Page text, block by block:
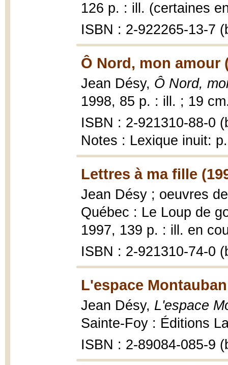
126 p. : ill. (certaines
ISBN : 2-922265-13-7
Ô Nord, mon amour
Jean Désy, Ô Nord,
1998, 85 p. : ill. ; 19
ISBN : 2-921310-88-0
Notes : Lexique inuit:
Lettres à ma fille
Jean Désy ; oeuvres
Québec : Le Loup de
1997, 139 p. : ill. en
ISBN : 2-921310-74-0
L'espace
Jean Désy, L'espace
Sainte-Foy : Éditions
ISBN : 2-89084-085-9